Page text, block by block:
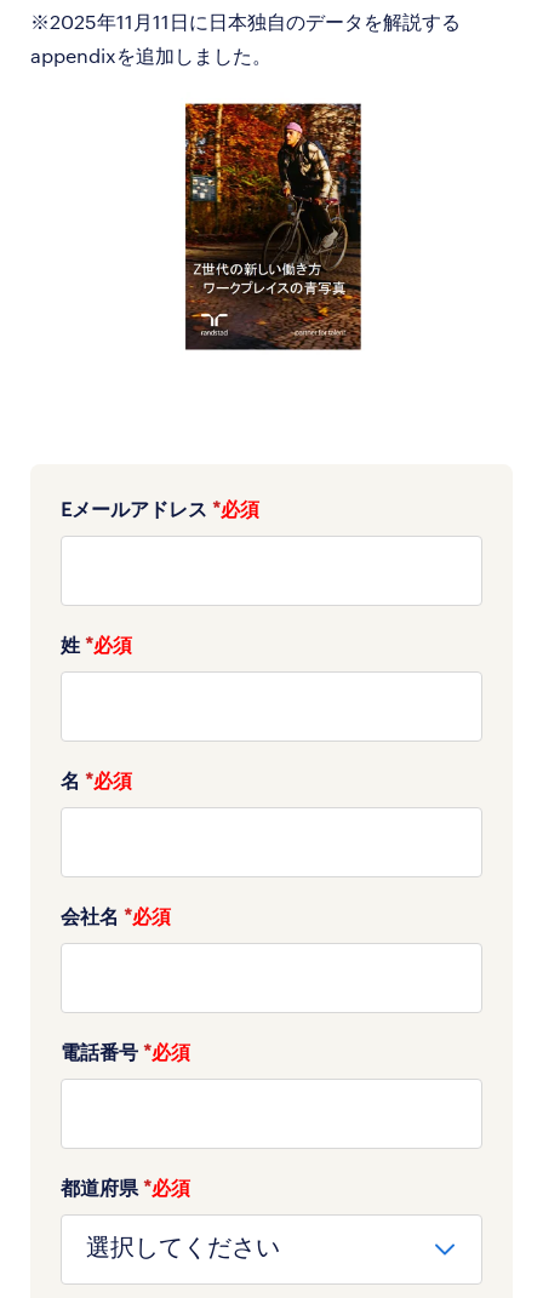
※2025年11月11日に日本独自のデータを解説する
appendixを追加しました。
Eメールアドレス *
姓 *
名 *
会社名 *
電話番号 *
都道府県 *